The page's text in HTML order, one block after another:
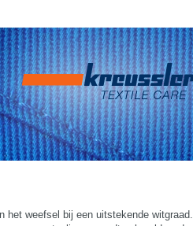
het weefsel bij een uitstekende witgraad.